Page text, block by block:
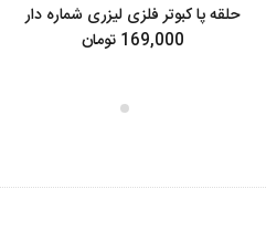
حلقه پا کبوتر فلزی لیزری شماره دار
169,000 تومان